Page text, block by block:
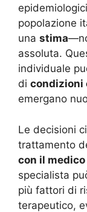
popolazione
una stima
assoluta.
individuale
di condizioni
emergano
Le decisioni
trattamento
con il medico
specialista
più fattori di
terapeutico,